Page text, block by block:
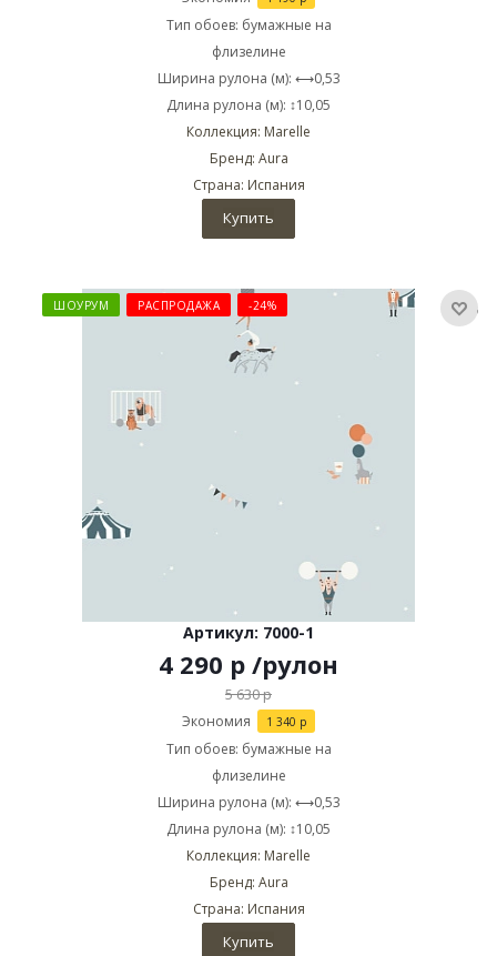
Тип обоев: бумажные на
флизелине
Ширина рулона (м): ⟷0,53
Длина рулона (м): ↕10,05
Коллекция: Marelle
Бренд: Aura
Страна: Испания
Купить
ШОУРУМ РАСПРОДАЖА -24%
Артикул: 7000-1
4 290 р /рулон
5 630р
Экономия 1 340 р
Тип обоев: бумажные на
флизелине
Ширина рулона (м): ⟷0,53
Длина рулона (м): ↕10,05
Коллекция: Marelle
Бренд: Aura
Страна: Испания
Купить